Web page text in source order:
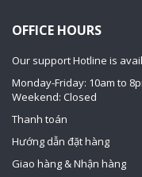
OFFICE HOURS
Our support Hotline is
Monday-Friday: 10am to
Weekend: Closed
Thanh toán
Hướng dẫn đặt hàng
Giao hàng & Nhận hàng